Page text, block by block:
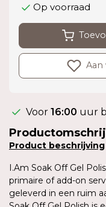
Op voorraad
Aan
Voor 16:00 uur
Product beschrijving
I.Am Soak Off Gel
primaire of add-on
geleverd in een ruim